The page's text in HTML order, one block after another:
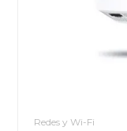
Redes y Wi-Fi